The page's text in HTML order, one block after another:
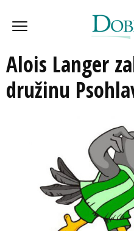
Alois Langer
družinu